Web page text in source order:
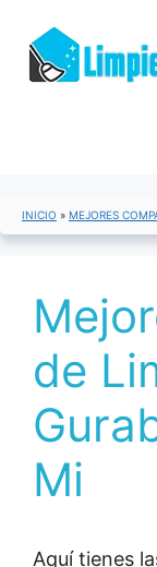
contenido
INICIO » MEJORES
de
Mi
Aquí tienes